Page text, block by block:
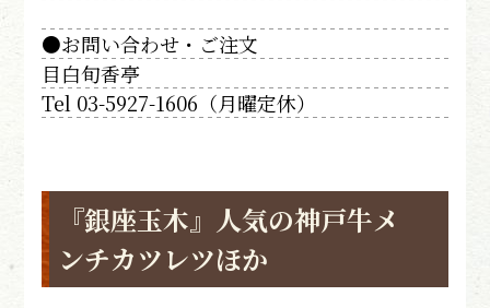
●お問い合わせ・ご注文
目白旬香亭
Tel 03-5927-1606（月曜定休）
『銀座玉木』人気の神戸牛メ
ンチカツレツほか